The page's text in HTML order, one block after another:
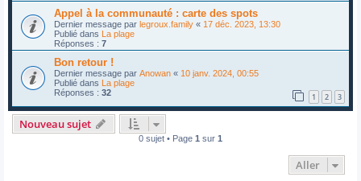
Appel à la communauté : carte des spots
Dernier message par legroux.family « 17 déc. 2023, 13:30
Publié dans La plage
Réponses : 7
Bon retour !
Dernier message par Anowan « 10 janv. 2024, 00:55
Publié dans La plage
Réponses : 32 1 2 3
Nouveau sujet
0 sujet • Page 1 sur 1
Aller